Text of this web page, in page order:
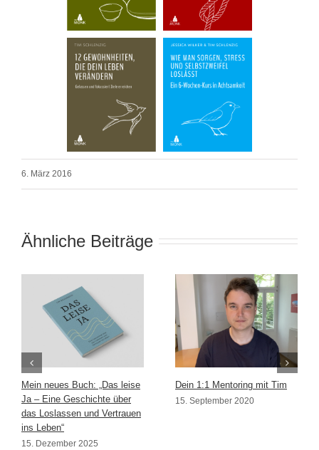
6. März 2016
Ähnliche Beiträge
Mein neues Buch: „Das leise
Ja – Eine Geschichte über
das Loslassen und Vertrauen
ins Leben“
15. Dezember 2025
Dein 1:1 Mentoring mit Tim
15. September 2020